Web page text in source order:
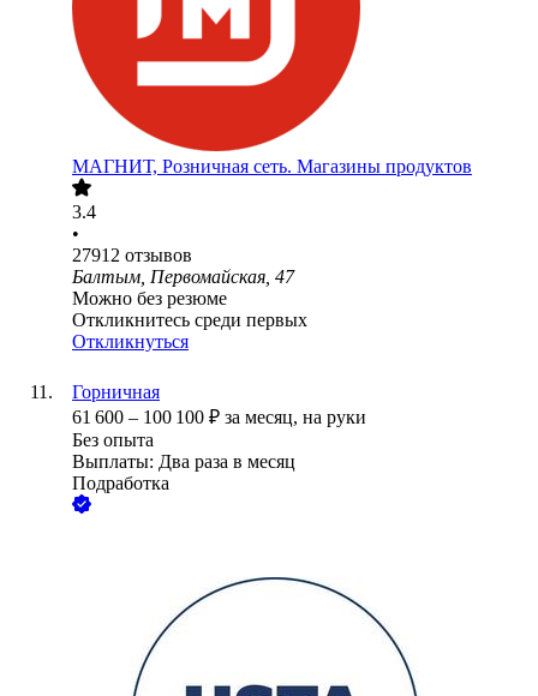
МАГНИТ, Розничная сеть. Магазины продуктов
3.4
•
27912 отзывов
Балтым, Первомайская, 47
Можно без резюме
Откликнитесь среди первых
Откликнуться
Горничная
61 600 – 100 100 ₽ за месяц, на руки
Без опыта
Выплаты: Два раза в месяц
Подработка